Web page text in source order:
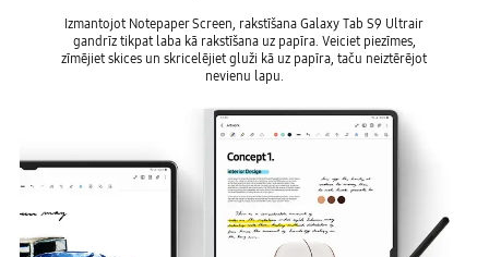
Izmantojot Notepaper Screen, rakstīšana Galaxy Tab S9 Ultrair
gandrīz tikpat laba kā rakstīšana uz papīra. Veiciet piezīmes,
zīmējiet skices un skricelējiet gluži kā uz papīra, taču neiztērējot
nevienu lapu.